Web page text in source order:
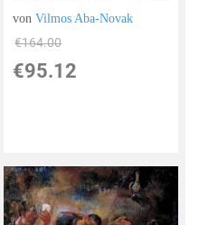
vonVilmos Aba-Novak
€164.00
€95.12